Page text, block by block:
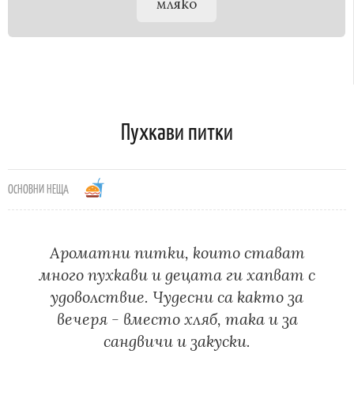
мляко
Пухкави питки
ОСНОВНИ НЕЩА
Ароматни питки, които стават
много пухкави и децата ги хапват с
удоволствие. Чудесни са както за
вечеря - вместо хляб, така и за
сандвичи и закуски.